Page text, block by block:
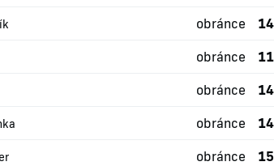
obránce 14
obránce 11
obránce 14
obránce 14
obránce 15